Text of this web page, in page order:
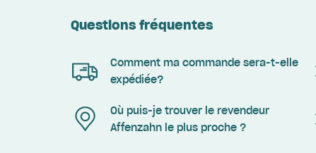
Questions fréquentes
Comment ma commande sera-t-elle
expédiée?
Où puis-je trouver le revendeur
Affenzahn le plus proche ?